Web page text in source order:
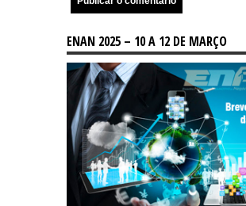
ENAN 2025 – 10 A 12 DE MARÇO